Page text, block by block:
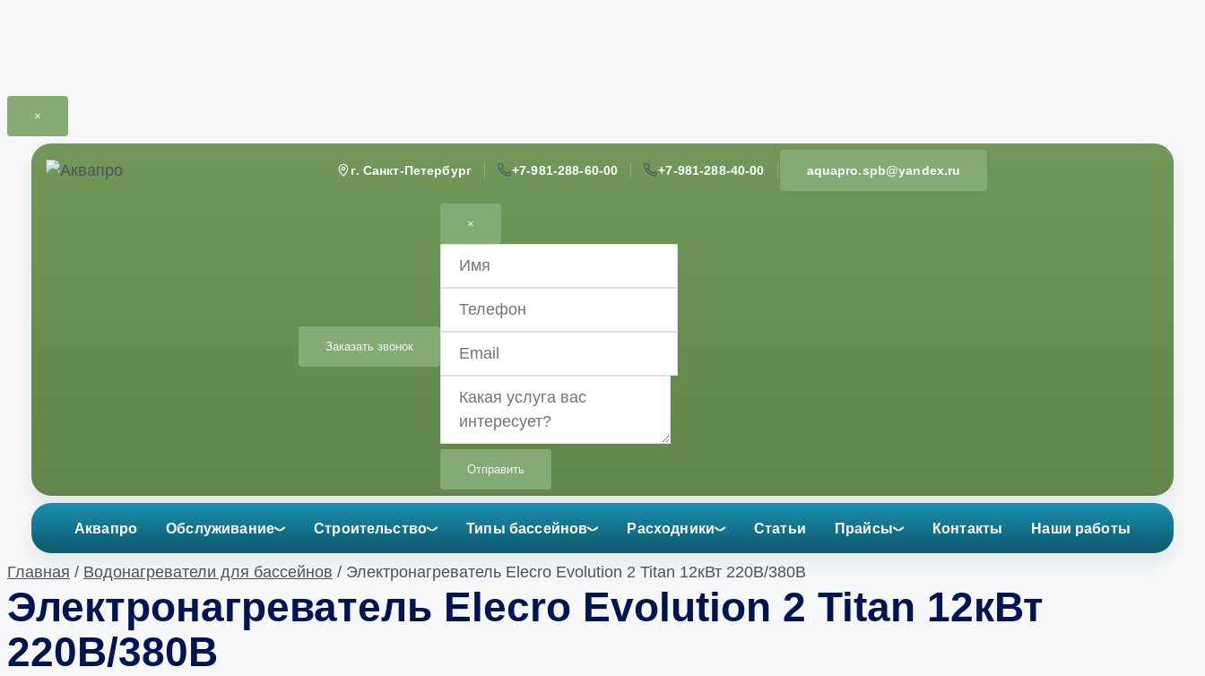
×
Перейти
г. Санкт-Петербург +7-981-288-60-00 +7-981-288-40-00 aquapro.spb@yandex.ru
Заказать звонок
×
Отправить
Аквапро Обслуживание Строительство Типы бассейнов Расходники Статьи Прайсы Контакты Наши работы
Главная / Водонагреватели для бассейнов / Электронагреватель Elecro Evolution 2 Titan 12кВт 220В/380В
Электронагреватель Elecro Evolution 2 Titan 12кВт
220В/380В